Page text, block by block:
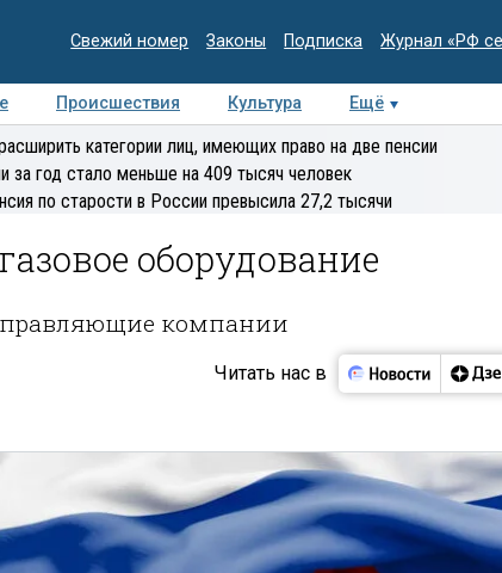
Свежий номер Законы Подписка Журнал «РФ
Происшествия Культура
Ещё
Медиацентр Интервью Колумнисты
категории лиц, имеющих право на две пенсии
за год стало меньше на 409 тысяч человек
по старости в России превысила 27,2 тысячи
оборудование
компании
Читать нас в